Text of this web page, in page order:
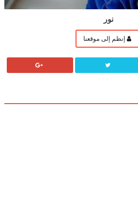
نور
إنظم إلى موقعنا